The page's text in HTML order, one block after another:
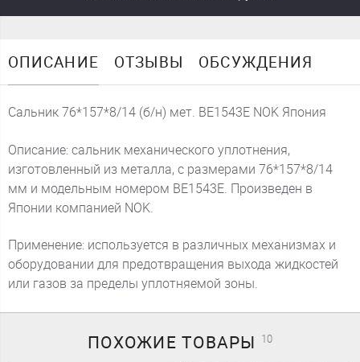
ОПИСАНИЕ ОТЗЫВЫ ОБСУЖДЕНИЯ
Сальник 76*157*8/14 (б/н) мет. BE1543E NOK Япония
Описание: сальник механического уплотнения,
изготовленный из металла, с размерами 76*157*8/14
мм и модельным номером BE1543E. Произведен в
Японии компанией NOK.
Применение: используется в различных механизмах и
оборудовании для предотвращения выхода жидкостей
или газов за пределы уплотняемой зоны.
ПОХОЖИЕТОВАРЫ 10